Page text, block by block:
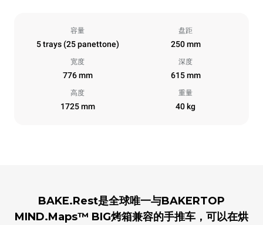
容量
5 trays (25 panettone)
盘距
250 mm
宽度
776 mm
深度
615 mm
高度
1725 mm
重量
40 kg
BAKE.Rest是全球唯一与BAKERTOP
MIND.Maps™ BIG烤箱兼容的手推车，可以在烘